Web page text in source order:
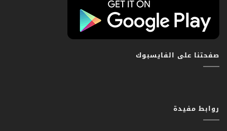
صفحتنا على الفايسبوك
روابط مفيدة